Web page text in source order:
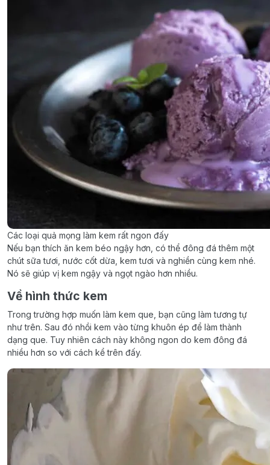
Các loại quả mọng làm kem rất ngon đấy
Nếu bạn thích ăn kem béo ngậy hơn, có thể đông đá thêm một
chút sữa tươi, nước cốt dừa, kem tươi và nghiền cùng kem nhé.
Nó sẽ giúp vị kem ngậy và ngọt ngào hơn nhiều.
Về hình thức kem
Trong trường hợp muốn làm kem que, bạn cũng làm tương tự
như trên. Sau đó nhồi kem vào từng khuôn ép để làm thành
dạng que. Tuy nhiên cách này không ngon do kem đông đá
nhiều hơn so với cách kể trên đấy.